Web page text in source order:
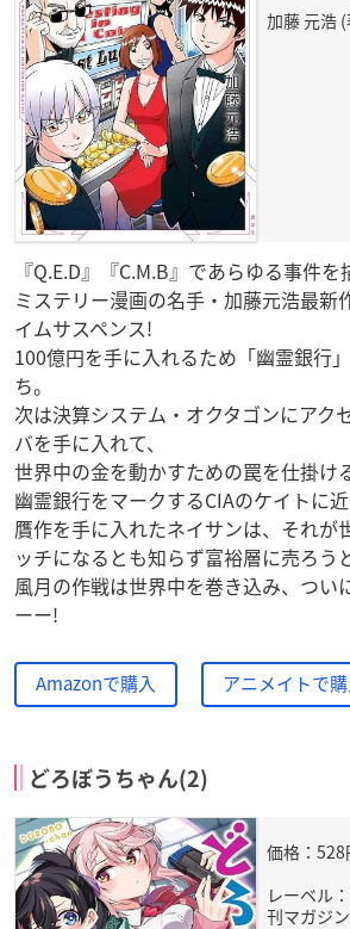
加藤 元浩
『Q.E.D』『C.M.B』であらゆる事件
ミステリー漫画の名手・加藤元浩最新
イムサスペンス!
100億円を手に入れるため「幽霊銀行
ち。
次は決算システム・オクタゴンにアク
バを手に入れて、
世界中の金を動かすための罠を仕掛け
幽霊銀行をマークするCIAのケイトに近
贋作を手に入れたネイサンは、それが
ッチになるとも知らず富裕層に売ろう
風月の作戦は世界中を巻き込み、つい
ーー!
Amazonで購入 アニメイトで
どろぼうちゃん(2)
価格：528
レーベル
刊マガジン